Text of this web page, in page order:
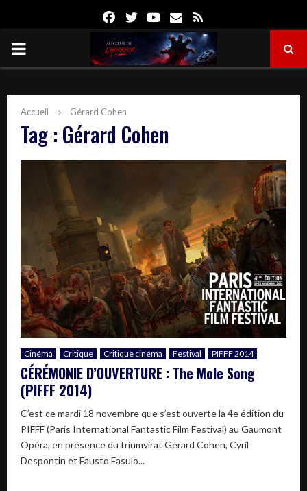
FacebookTwitterYoutube
Email
PRIMARY
Accueil Gérard Cohen
Tag : Gérard Cohen
Cinéma Critique Critique cinéma Festival PIFFF 2014
CÉRÉMONIE D’OUVERTURE : The Mole Song
(PIFFF 2014)
C’est ce mardi 18 novembre que s’est ouverte la 4e édition du
PIFFF (Paris International Fantastic Film Festival) au Gaumont
Opéra, en présence du triumvirat Gérard Cohen, Cyril
Despontin et Fausto Fasulo...